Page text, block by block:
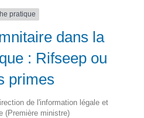
pratique
dans la
: Rifseep ou
primes
de l'information légale et
(Première ministre)